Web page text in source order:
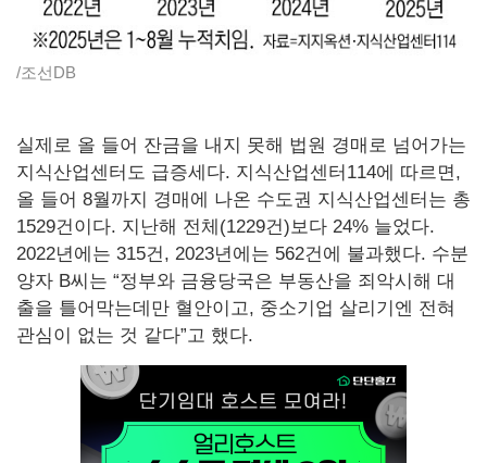
/조선DB
실제로 올 들어 잔금을 내지 못해 법원 경매로 넘어가는
지식산업센터도 급증세다. 지식산업센터114에 따르면,
올 들어 8월까지 경매에 나온 수도권 지식산업센터는 총
1529건이다. 지난해 전체(1229건)보다 24% 늘었다.
2022년에는 315건, 2023년에는 562건에 불과했다. 수분
양자 B씨는 “정부와 금융당국은 부동산을 죄악시해 대
출을 틀어막는데만 혈안이고, 중소기업 살리기엔 전혀
관심이 없는 것 같다”고 했다.